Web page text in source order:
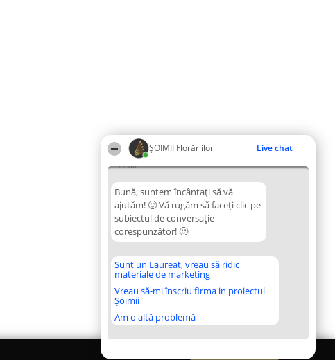
ȘOIMII Florăriilor Live chat
22:06
Bună, suntem încântați să vă
ajutăm! 🙂 Vă rugăm să faceți clic pe
subiectul de conversație
corespunzător! 🙂
Sunt un Laureat, vreau să ridic
materiale de marketing
Vreau să-mi înscriu firma in proiectul
Șoimii
Am o altă problemă